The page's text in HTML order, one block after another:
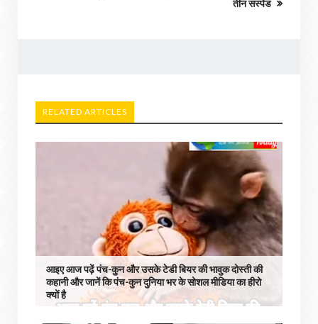
तीन सस्पेंड
RELATED ARTICLES
आइए आज पढ़ें पंच-कुन और उसके टेडी बियर की भावुक दोस्ती की
कहानी और जानें कि पंच-कुन दुनिया भर के सोशल मीडिया का हीरो
क्यों है